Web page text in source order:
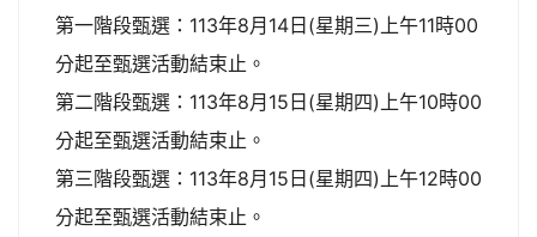
第一階段甄選：113年8月14日(星期三)上午11時00
分起至甄選活動結束止。
第二階段甄選：113年8月15日(星期四)上午10時00
分起至甄選活動結束止。
第三階段甄選：113年8月15日(星期四)上午12時00
分起至甄選活動結束止。